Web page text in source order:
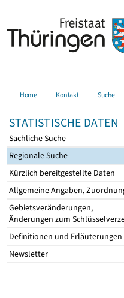
Home Kontakt Suche
STATISTISCHE DATEN
Sachliche Suche
Regionale Suche
Kürzlich bereitgestellte Daten
Allgemeine Angaben,
Gebietsveränderungen,
Änderungen zum
Definitionen und Erläuterungen
Newsletter